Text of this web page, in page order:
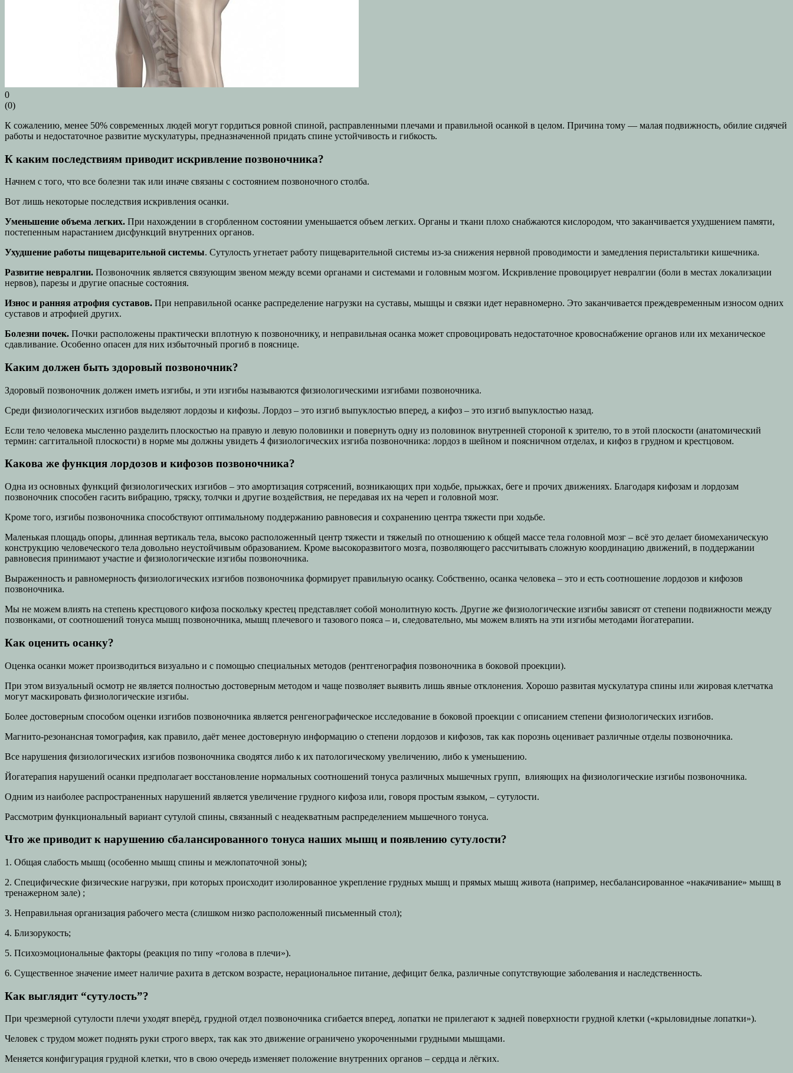
0
(0)
К сожалению, менее 50% современных людей могут гордиться ровной спиной, расправленными плечами и правильной осанкой в целом. Причина тому — малая подвижность, обилие сидячей
работы и недостаточное развитие мускулатуры, предназначенной придать спине устойчивость и гибкость.
К каким последствиям приводит искривление позвоночника?
Начнем с того, что все болезни так или иначе связаны с состоянием позвоночного столба.
Вот лишь некоторые последствия искривления осанки.
Уменьшение объема легких. При нахождении в сгорбленном состоянии уменьшается объем легких. Органы и ткани плохо снабжаются кислородом, что заканчивается ухудшением памяти,
постепенным нарастанием дисфункций внутренних органов.
Ухудшение работы пищеварительной системы. Сутулость угнетает работу пищеварительной системы из-за снижения нервной проводимости и замедления перистальтики кишечника.
Развитие невралгии. Позвоночник является связующим звеном между всеми органами и системами и головным мозгом. Искривление провоцирует невралгии (боли в местах локализации
нервов), парезы и другие опасные состояния.
Износ и ранняя атрофия суставов. При неправильной осанке распределение нагрузки на суставы, мышцы и связки идет неравномерно. Это заканчивается преждевременным износом одних
суставов и атрофией других.
Болезни почек. Почки расположены практически вплотную к позвоночнику, и неправильная осанка может спровоцировать недостаточное кровоснабжение органов или их механическое
сдавливание. Особенно опасен для них избыточный прогиб в пояснице.
Каким должен быть здоровый позвоночник?
Здоровый позвоночник должен иметь изгибы, и эти изгибы называются физиологическими изгибами позвоночника.
Среди физиологических изгибов выделяют лордозы и кифозы. Лордоз – это изгиб выпуклостью вперед, а кифоз – это изгиб выпуклостью назад.
Если тело человека мысленно разделить плоскостью на правую и левую половинки и повернуть одну из половинок внутренней стороной к зрителю, то в этой плоскости (анатомический
термин: саггитальной плоскости) в норме мы должны увидеть 4 физиологических изгиба позвоночника: лордоз в шейном и поясничном отделах, и кифоз в грудном и крестцовом.
Какова же функция лордозов и кифозов позвоночника?
Одна из основных функций физиологических изгибов – это амортизация сотрясений, возникающих при ходьбе, прыжках, беге и прочих движениях. Благодаря кифозам и лордозам
позвоночник способен гасить вибрацию, тряску, толчки и другие воздействия, не передавая их на череп и головной мозг.
Кроме того, изгибы позвоночника способствуют оптимальному поддержанию равновесия и сохранению центра тяжести при ходьбе.
Маленькая площадь опоры, длинная вертикаль тела, высоко расположенный центр тяжести и тяжелый по отношению к общей массе тела головной мозг – всё это делает биомеханическую
конструкцию человеческого тела довольно неустойчивым образованием. Кроме высокоразвитого мозга, позволяющего рассчитывать сложную координацию движений, в поддержании
равновесия принимают участие и физиологические изгибы позвоночника.
Выраженность и равномерность физиологических изгибов позвоночника формирует правильную осанку. Собственно, осанка человека – это и есть соотношение лордозов и кифозов
позвоночника.
Мы не можем влиять на степень крестцового кифоза поскольку крестец представляет собой монолитную кость. Другие же физиологические изгибы зависят от степени подвижности между
позвонками, от соотношений тонуса мышц позвоночника, мышц плечевого и тазового пояса – и, следовательно, мы можем влиять на эти изгибы методами йогатерапии.
Как оценить осанку?
Оценка осанки может производиться визуально и с помощью специальных методов (рентгенография позвоночника в боковой проекции).
При этом визуальный осмотр не является полностью достоверным методом и чаще позволяет выявить лишь явные отклонения. Хорошо развитая мускулатура спины или жировая клетчатка
могут маскировать физиологические изгибы.
Более достоверным способом оценки изгибов позвоночника является ренгенографическое исследование в боковой проекции с описанием степени физиологических изгибов.
Магнито-резонансная томография, как правило, даёт менее достоверную информацию о степени лордозов и кифозов, так как порознь оценивает различные отделы позвоночника.
Все нарушения физиологических изгибов позвоночника сводятся либо к их патологическому увеличению, либо к уменьшению.
Йогатерапия нарушений осанки предполагает восстановление нормальных соотношений тонуса различных мышечных групп, влияющих на физиологические изгибы позвоночника.
Одним из наиболее распространенных нарушений является увеличение грудного кифоза или, говоря простым языком, – сутулости.
Рассмотрим функциональный вариант сутулой спины, связанный с неадекватным распределением мышечного тонуса.
Что же приводит к нарушению сбалансированного тонуса наших мышц и появлению сутулости?
1. Общая слабость мышц (особенно мышц спины и межлопаточной зоны);
2. Специфические физические нагрузки, при которых происходит изолированное укрепление грудных мышц и прямых мышц живота (например, несбалансированное «накачивание» мышц в
тренажерном зале) ;
3. Неправильная организация рабочего места (слишком низко расположенный письменный стол);
4. Близорукость;
5. Психоэмоциональные факторы (реакция по типу «голова в плечи»).
6. Существенное значение имеет наличие рахита в детском возрасте, нерациональное питание, дефицит белка, различные сопутствующие заболевания и наследственность.
Как выглядит “сутулость”?
При чрезмерной сутулости плечи уходят вперёд, грудной отдел позвоночника сгибается вперед, лопатки не прилегают к задней поверхности грудной клетки («крыловидные лопатки»).
Человек с трудом может поднять руки строго вверх, так как это движение ограничено укороченными грудными мышцами.
Меняется конфигурация грудной клетки, что в свою очередь изменяет положение внутренних органов – сердца и лёгких.